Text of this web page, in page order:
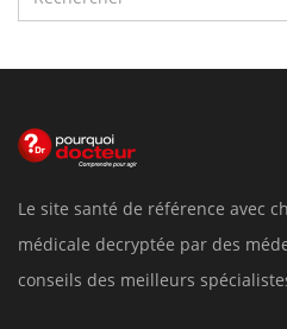
Le site santé de référence avec
médicale decryptée par des
conseils des meilleurs